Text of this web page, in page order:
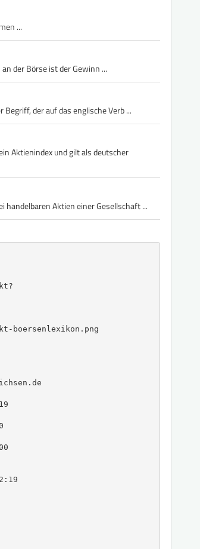
...
der Börse ist der Gewinn ...
der auf das englische Verb ...
​Aktien​index und gilt als deutscher
Aktien einer Gesellschaft ...
boersenlexikon.png